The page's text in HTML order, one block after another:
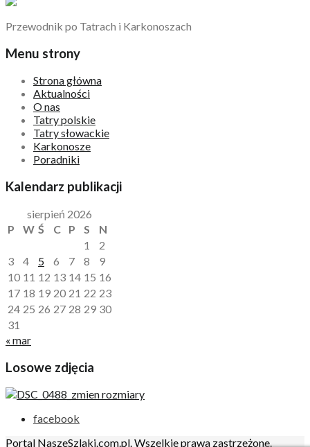
Przewodnik po Tatrach i Karkonoszach
Menu strony
Strona główna
Aktualności
O nas
Tatry polskie
Tatry słowackie
Karkonosze
Poradniki
Kalendarz publikacji
sierpień 2026
P
W Ś C P S
N
1
2
3
4 5 6 7 8
9
10 11 12 13 14 15 16
17 18 19 20 21 22 23
24 25 26 27 28 29 30
31
« mar
Losowe zdjęcia
facebook
Portal NaszeSzlaki.com.pl. Wszelkie prawa zastrzeżone.